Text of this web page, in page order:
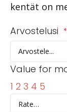
kentät on
Arvostelusi *
Value for
1 2 3 4 5